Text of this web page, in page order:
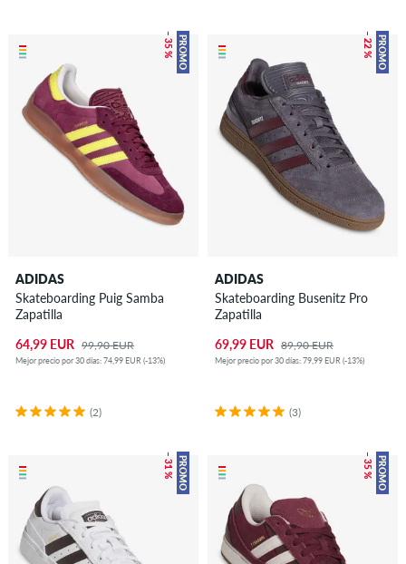
PROMO
– 35 %
ADIDAS
Skateboarding Puig Samba
Zapatilla
64,99 EUR 99,90 EUR
Mejor precio por 30 días: 74,99 EUR (-13%)
(2)
PROMO
– 22 %
ADIDAS
Skateboarding Busenitz Pro
Zapatilla
69,99 EUR 89,90 EUR
Mejor precio por 30 días: 79,99 EUR (-13%)
(3)
PROMO
– 31 % PROMO
– 35 %